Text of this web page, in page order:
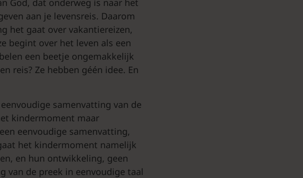
aan je levensreis. Daarom
het gaat over vakantiereizen,
begint over het leven als een
een beetje ongemakkelijk
reis? Ze hebben géén idee. En
samenvatting van de
kindermoment maar
eenvoudige samenvatting,
het kindermoment namelijk
en hun ontwikkeling, geen
van de preek in eenvoudige taal